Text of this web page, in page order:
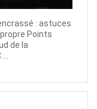
: astuces
Points
de la